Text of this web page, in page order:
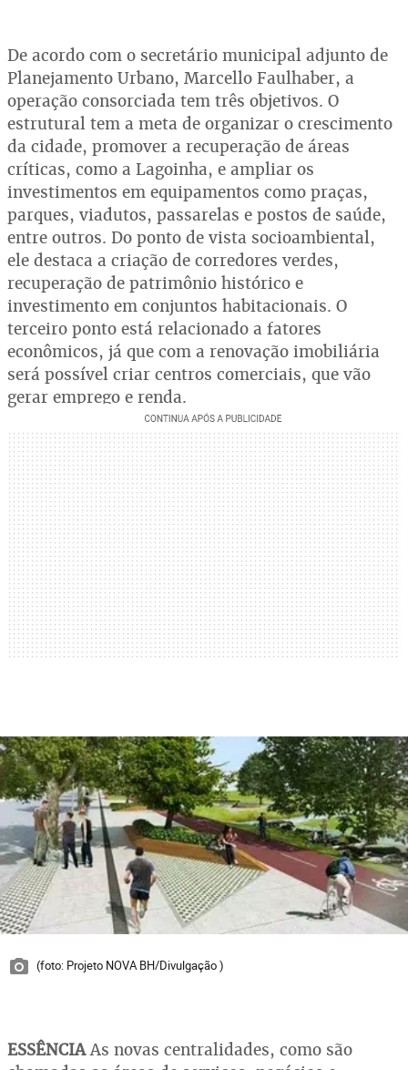
De acordo com o secretário municipal adjunto de
Planejamento Urbano, Marcello Faulhaber, a
operação consorciada tem três objetivos. O
estrutural tem a meta de organizar o crescimento
da cidade, promover a recuperação de áreas
críticas, como a Lagoinha, e ampliar os
investimentos em equipamentos como praças,
parques, viadutos, passarelas e postos de saúde,
entre outros. Do ponto de vista socioambiental,
ele destaca a criação de corredores verdes,
recuperação de patrimônio histórico e
investimento em conjuntos habitacionais. O
terceiro ponto está relacionado a fatores
econômicos, já que com a renovação imobiliária
será possível criar centros comerciais, que vão
gerar emprego e renda.
(foto: Projeto NOVA BH/Divulgação )
ESSÊNCIAAs novas centralidades, como são